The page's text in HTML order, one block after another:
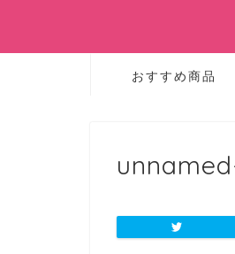
おすすめ商品